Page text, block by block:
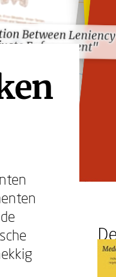
Between Leniency
Enforcement"
Between Leniency
Enforcement"